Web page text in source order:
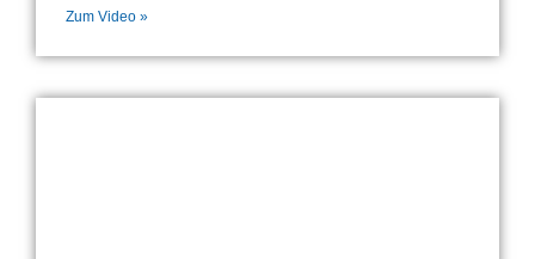
Zum Video »